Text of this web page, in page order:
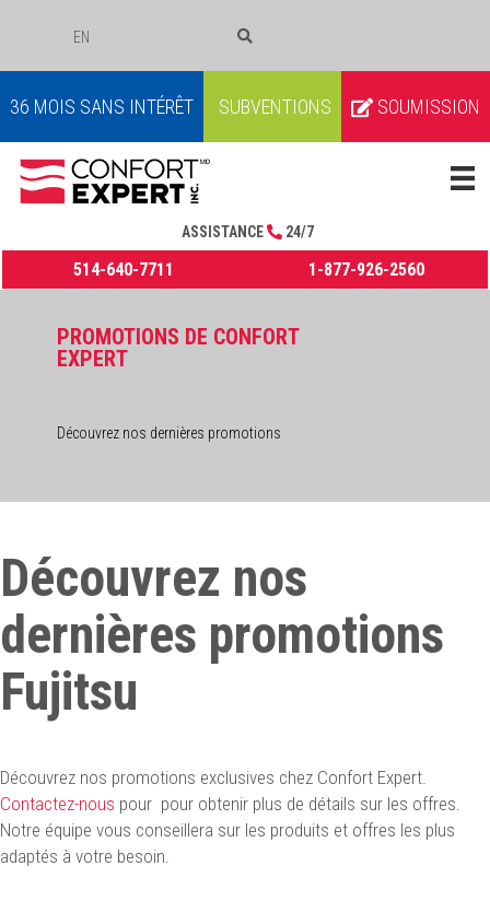
EN
36 MOIS SANS INTÉRÊT SUBVENTIONS SOUMISSION
ASSISTANCE 24/7
514-640-7711 1-877-926-2560
PROMOTIONS DE CONFORT
EXPERT
Découvrez nos dernières promotions
Découvrez nos
dernières promotions
Fujitsu
Découvrez nos promotions exclusives chez Confort Expert.
Contactez-nous pour pour obtenir plus de détails sur les offres.
Notre équipe vous conseillera sur les produits et offres les plus
adaptés à votre besoin.